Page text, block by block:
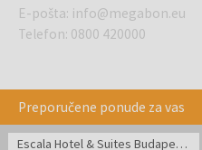
E-pošta: info@megabon.eu
Telefon: 0800 420000
Preporučene ponude za vas
Escala Hotel & Suites Budapest - Porodični odmor